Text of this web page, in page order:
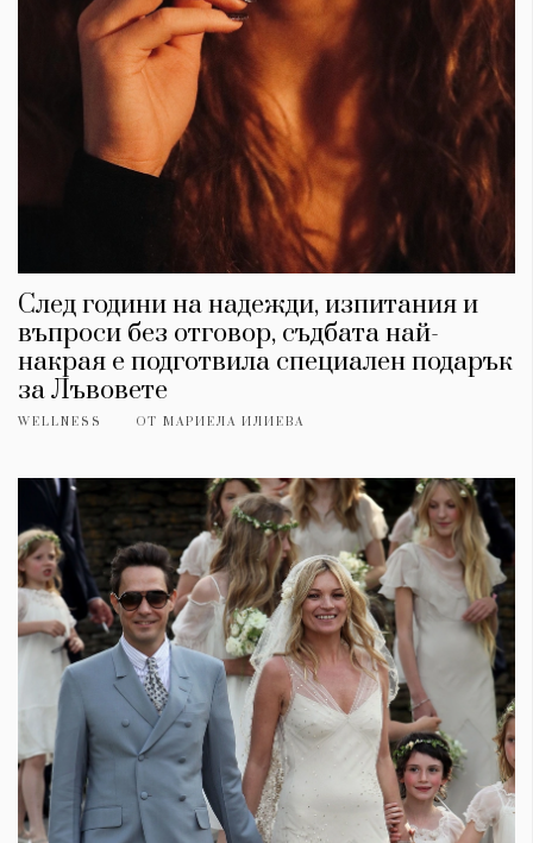
След години на надежди, изпитания и
въпроси без отговор, съдбата най-
накрая е подготвила специален подарък
за Лъвовете
WELLNESS ОТ МАРИЕЛА ИЛИЕВА